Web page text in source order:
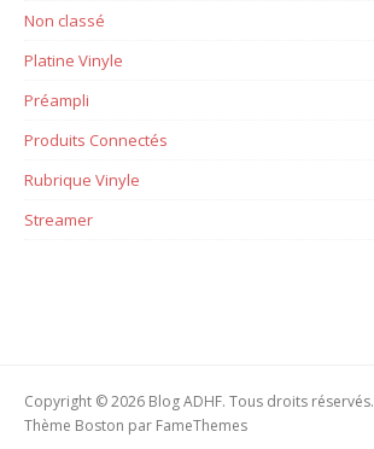
Non classé
Platine Vinyle
Préampli
Produits Connectés
Rubrique Vinyle
Streamer
Copyright © 2026 Blog ADHF. Tous droits réservés.
Thème Boston par FameThemes